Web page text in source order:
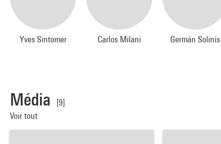
Yves Sintomer Carlos Milani Germán Solinís
Média
[9]
Voir tout